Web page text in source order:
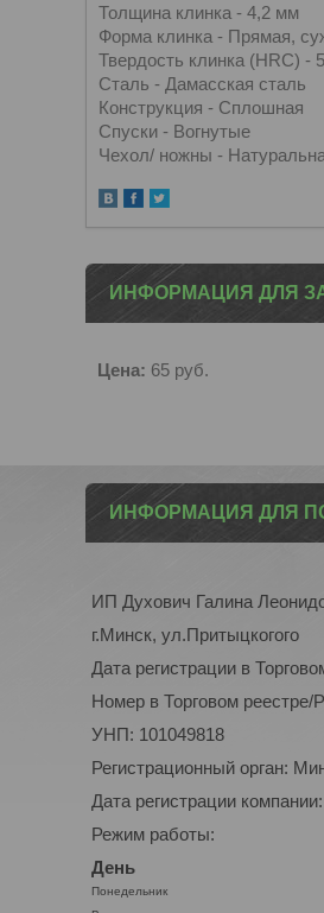
Толщина клинка - 4,2 мм
Форма клинка - Прямая,
Твердость клинка (HRC) -
Сталь - Дамасская сталь
Конструкция - Сплошная
Спуски - Вогнутые
Чехол/ ножны -
ИНФОРМАЦИЯ ДЛЯ
Цена: 65 руб.
ИНФОРМАЦИЯ ДЛЯ
ИП Духович Галина
г.Минск, ул.Притыцкогого
Дата регистрации в
Номер в Торговом реестре/
УНП: 101049818
Регистрационный орган:
Дата регистрации
Режим работы:
День
Понедельник